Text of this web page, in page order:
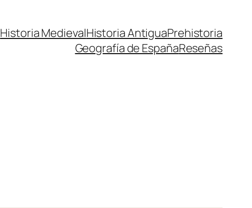
Historia MedievalHistoria AntiguaPrehistoria
Geografía de EspañaReseñas